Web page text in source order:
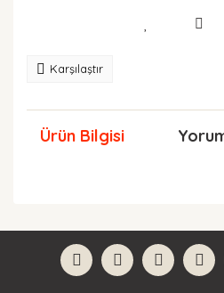
Karşılaştır
Ürün Bilgisi
Yorum Yaz
formunu kullanarak tarafımıza
Görüş ve önerileriniz için